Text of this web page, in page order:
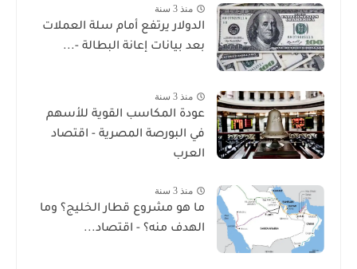
منذ 3 سنة
الدولار يرتفع أمام سلة العملات
بعد بيانات إعانة البطالة -...
منذ 3 سنة
عودة المكاسب القوية للأسهم
في البورصة المصرية - اقتصاد
العرب
منذ 3 سنة
ما هو مشروع قطار الخليج؟ وما
الهدف منه؟ - اقتصاد...